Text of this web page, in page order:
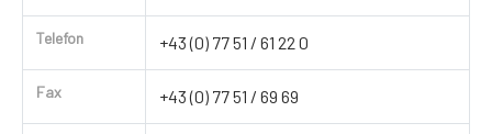
Telefon +43 (0) 77 51 / 61 22 0
Fax +43 (0) 77 51 / 69 69